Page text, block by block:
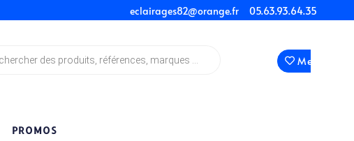
eclairages82@orange.fr 05.63.93.64.35
Mes Favoris
PROMOS